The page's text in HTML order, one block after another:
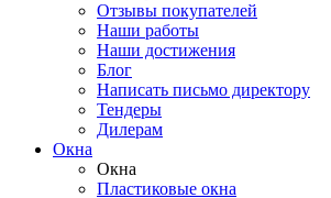
Отзывы покупателей
Наши работы
Наши достижения
Блог
Написать письмо директору
Тендеры
Дилерам
Окна
Окна
Пластиковые окна